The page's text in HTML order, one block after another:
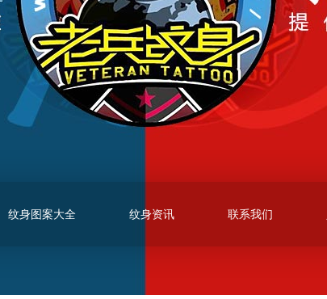
纹身图案大全 纹身资讯 联系我们